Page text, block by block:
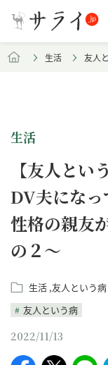
生活 友人
生活
【友人とい
DV夫にな
性格の親友
の２～
生活 友人という病
友人という病
2022/11/13